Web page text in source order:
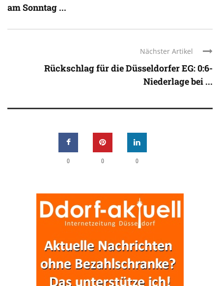
am Sonntag ...
Nächster Artikel
Rückschlag für die Düsseldorfer EG: 0:6-
Niederlage bei ...
0 0 0